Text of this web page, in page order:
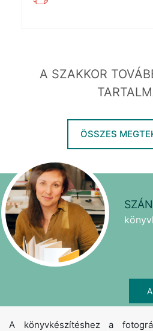
A SZAKKOR
ÖSSZES
A könyvkészítéshez a